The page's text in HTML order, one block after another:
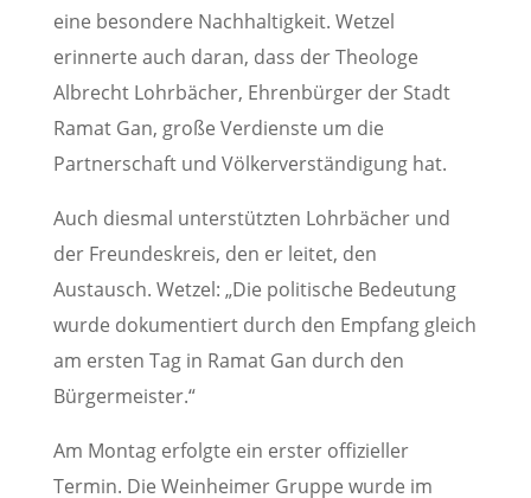
eine besondere Nachhaltigkeit. Wetzel
erinnerte auch daran, dass der Theologe
Albrecht Lohrbächer, Ehrenbürger der Stadt
Ramat Gan, große Verdienste um die
Partnerschaft und Völkerverständigung hat.
Auch diesmal unterstützten Lohrbächer und
der Freundeskreis, den er leitet, den
Austausch. Wetzel: „Die politische Bedeutung
wurde dokumentiert durch den Empfang gleich
am ersten Tag in Ramat Gan durch den
Bürgermeister.“
Am Montag erfolgte ein erster offizieller
Termin. Die Weinheimer Gruppe wurde im